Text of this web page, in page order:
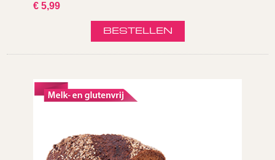
€ 5,99